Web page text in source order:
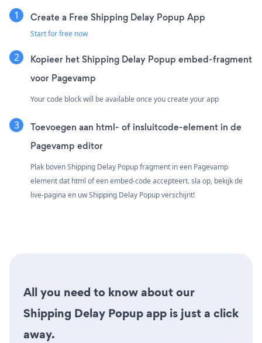
Create a Free Shipping Delay Popup App
Start for free now
Kopieer het Shipping Delay Popup embed-fragment
voor Pagevamp
Your code block will be available once you create your app
Toevoegen aan html- of insluitcode-element in de
Pagevamp editor
Plak boven Shipping Delay Popup fragment in een Pagevamp
element dat html of een embed-code accepteert. sla op, bekijk de
live-pagina en uw Shipping Delay Popup verschijnt!
All you need to know about our
Shipping Delay Popup app is just a click
away.